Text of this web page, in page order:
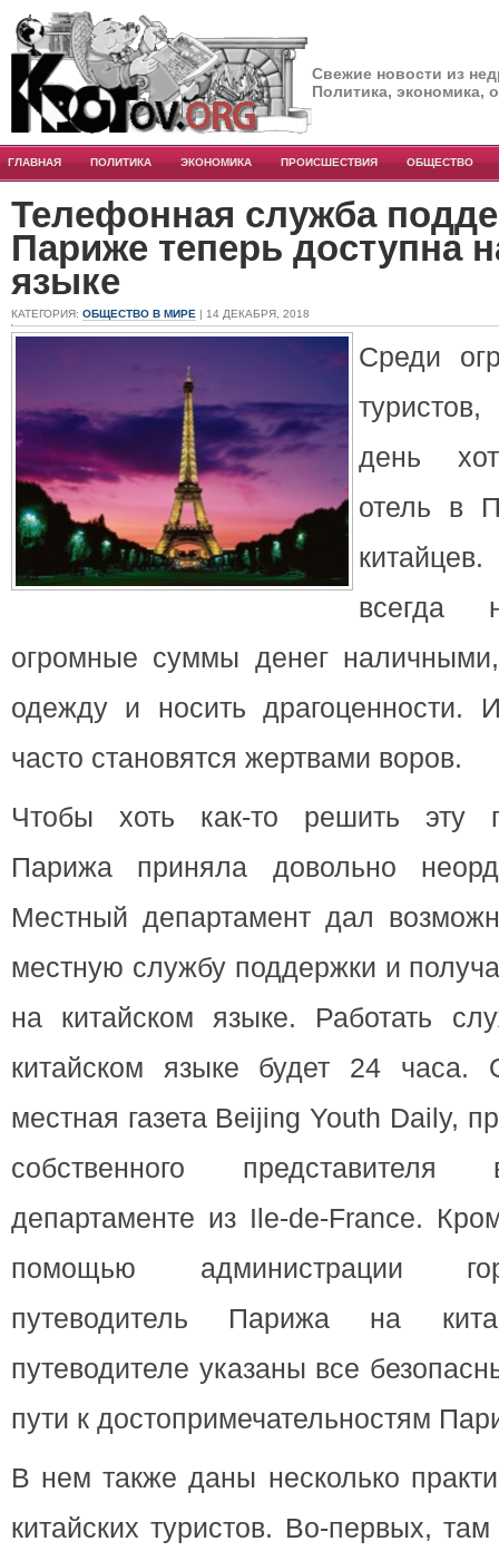
Свежие новости из
Политика, экономика,
ГЛАВНАЯ ПОЛИТИКА ЭКОНОМИКА ПРОИСШЕСТВИЯ ОБЩЕСТВО
Телефонная служба
Париже теперь доступна
языке
КАТЕГОРИЯ: ОБЩЕСТВО В МИРЕ | 14 ДЕКАБРЯ, 2018
Среди
день
отель в
всегда
огромные суммы денег
одежду и носить драгоценности.
часто становятся жертвами воров.
Чтобы хоть как-то решить эту
Парижа приняла довольно
Местный департамент дал
местную службу поддержки и
на китайском языке. Работать
китайском языке будет 24
местная газета Beijing Youth Daily,
собственного представителя
департаменте из Ile-de-France.
помощью администрации
путеводитель Парижа на
путеводителе указаны все
пути к достопримечательностям
В нем также даны несколько
китайских туристов. Во-первых,